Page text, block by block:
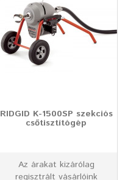
RIDGID K-1500SP szekciós
csőtisztítógép
Az árakat kizárólag
regisztrált vásárlóink